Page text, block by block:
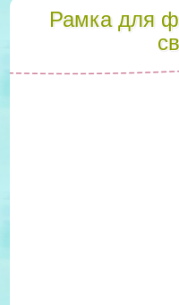
Рамка для